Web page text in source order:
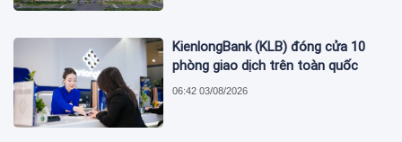
KienlongBank (KLB) đóng cửa 10
phòng giao dịch trên toàn quốc
06:42 03/08/2026